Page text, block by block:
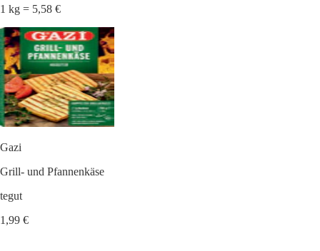
1 kg = 5,58 €
Gazi
Grill- und Pfannenkäse
tegut
1,99 €